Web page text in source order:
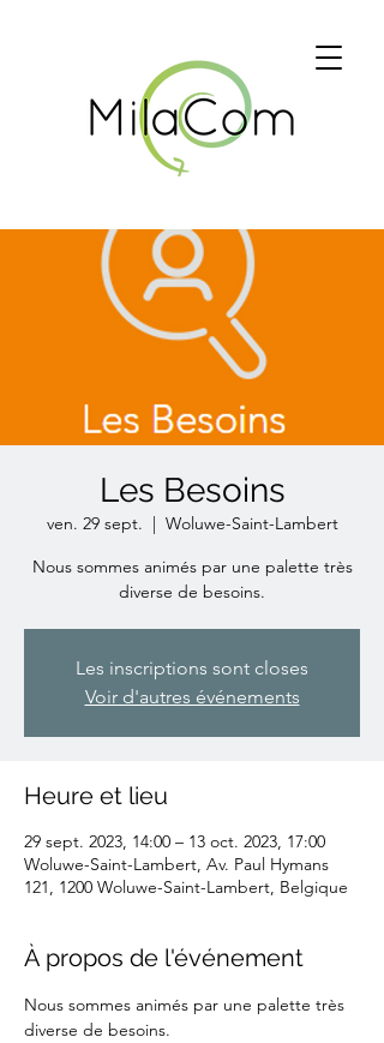
Les Besoins
ven. 29 sept.
  |
Woluwe-Saint-Lambert
Nous sommes animés par une palette très
diverse de besoins.
Les inscriptions sont closes
Voir d'autres événements
Heure et lieu
29 sept. 2023, 14:00 – 13 oct. 2023, 17:00
Woluwe-Saint-Lambert, Av. Paul Hymans
121, 1200 Woluwe-Saint-Lambert, Belgique
À propos de l'événement
Nous sommes animés par une palette très
diverse de besoins.